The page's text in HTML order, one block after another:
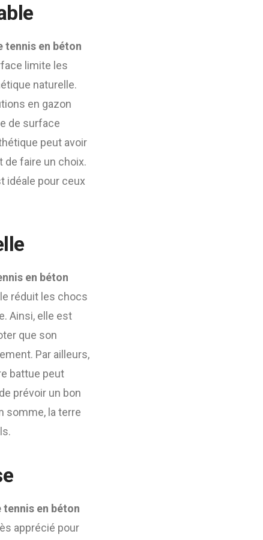
en béton
limite les
naturelle.
en gazon
de surface
peut avoir
de faire un choix.
idéale pour ceux
en béton
réduit les chocs
Ainsi, elle est
que son
Par ailleurs,
battue peut
prévoir un bon
somme, la terre
en béton
apprécié pour